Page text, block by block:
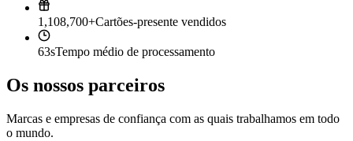
1,108,700+Cartões-presente vendidos
63sTempo médio de processamento
Os nossos parceiros
Marcas e empresas de confiança com as quais trabalhamos em todo
o mundo.